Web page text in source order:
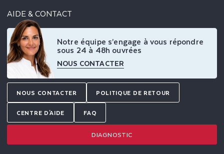
AIDE & CONTACT
Notre équipe s’engage à vous répondre
sous 24 à 48h ouvrées
NOUS CONTACTER
NOUS CONTACTER POLITIQUE DE RETOUR
CENTRE D'AIDE FAQ
DIAGNOSTIC